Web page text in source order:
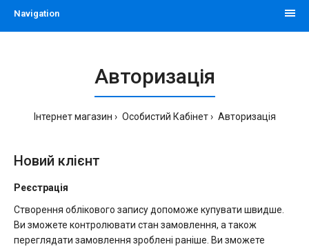
Navigation
Авторизація
Інтернет магазин Особистий Кабінет Авторизація
Новий клієнт
Реєстрація
Створення облікового запису допоможе купувати швидше.
Ви зможете контролювати стан замовлення, а також
переглядати замовлення зроблені раніше. Ви зможете